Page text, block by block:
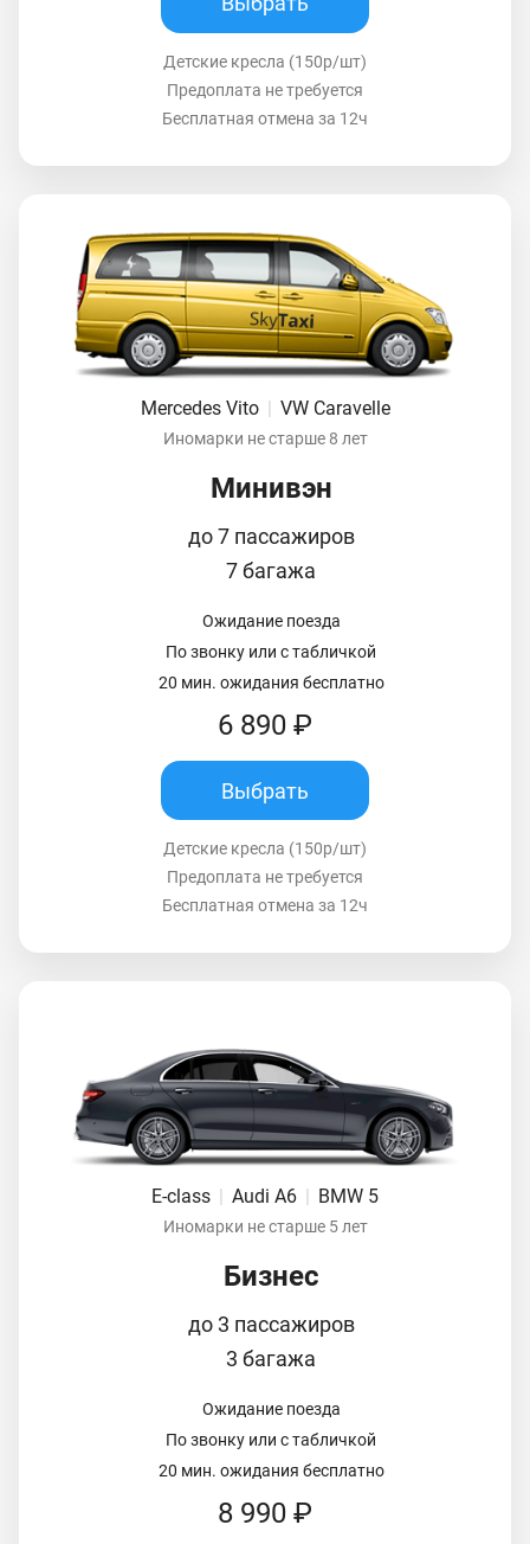
Детские кресла (150р/шт)
Предоплата не требуется
Бесплатная отмена за 12ч
Mercedes Vito VW Caravelle
Иномарки не старше 8 лет
Минивэн
до 7 пассажиров
7 багажа
Ожидание поезда
По звонку или с табличкой
20 мин. ожидания бесплатно
6 890 ₽
Выбрать
Детские кресла (150р/шт)
Предоплата не требуется
Бесплатная отмена за 12ч
E-class | Audi A6 | BMW 5
Иномарки не старше 5 лет
Бизнес
до 3 пассажиров
3 багажа
Ожидание поезда
По звонку или с табличкой
20 мин. ожидания бесплатно
8 990 ₽